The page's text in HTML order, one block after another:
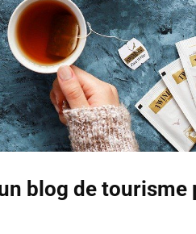
blog de tourisme